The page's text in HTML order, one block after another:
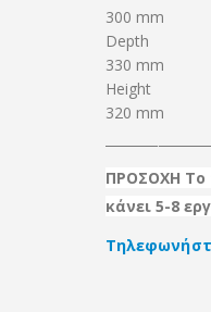
300 mm
Depth
330 mm
Height
320 mm
ΠΡΟΣΟΧΗ Το
κάνει 5-8